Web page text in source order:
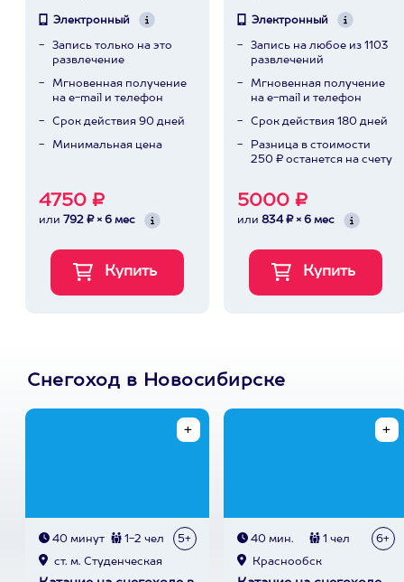
Электронный
Запись только на это
развлечение
Мгновенная получение
на e-mail и телефон
Срок действия 90 дней
Минимальная цена
4750 ₽
или 792 ₽ × 6 мес
Электронный
Запись на любое из 1103
развлечений
Мгновенная получение
на e-mail и телефон
Срок действия 180 дней
Разница в стоимости
250 ₽ останется на счету
5000 ₽
или 834 ₽ × 6 мес
Снегоход в Новосибирске
40 минут 1-2 чел 5+
ст. м. Студенческая
40 мин. 1 чел 6+
Краснообск